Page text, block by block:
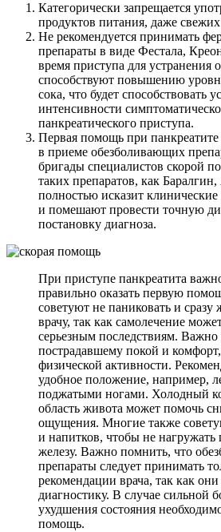
Категорически запрещается
продуктов питания, даже
Не рекомендуется принимать
препараты в виде Фестала,
время приступа для устранения
способствуют повышению
сока, что будет способствовать
интенсивности
панкреатического приступа.
Первая помощь при панкреатите
в приеме обезболивающих
бригады специалистов скорой
таких препаратов, как
полностью исказит
и помешают провести точную
постановку диагноза.
При приступе панкреатита
правильно оказать первую
советуют не паниковать и сразу
врачу, так как самолечение
серьезным последствиям. Важно
пострадавшему покой и комфорт,
физической активности.
удобное положение, например,
поджатыми ногами. Холодный
область живота может помочь
ощущения. Многие также
и напитков, чтобы не
железу. Важно помнить, что
препараты следует принимать
рекомендации врача, так как
диагностику. В случае сильной
ухудшения состояния
помощь.